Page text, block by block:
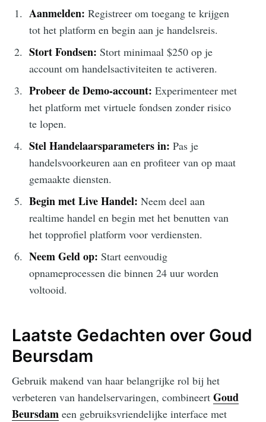
Aanmelden: Registreer om toegang te krijgen
tot het platform en begin aan je handelsreis.
Stort Fondsen: Stort minimaal $250 op je
account om handelsactiviteiten te activeren.
Probeer de Demo-account: Experimenteer met
het platform met virtuele fondsen zonder risico
te lopen.
Stel Handelaarsparameters in: Pas je
handelsvoorkeuren aan en profiteer van op maat
gemaakte diensten.
Begin met Live Handel: Neem deel aan
realtime handel en begin met het benutten van
het topprofiel platform voor verdiensten.
Neem Geld op: Start eenvoudig
opnameprocessen die binnen 24 uur worden
voltooid.
Laatste Gedachten over Goud
Beursdam
Gebruik makend van haar belangrijke rol bij het
verbeteren van handelservaringen, combineert Goud
Beursdam een gebruiksvriendelijke interface met